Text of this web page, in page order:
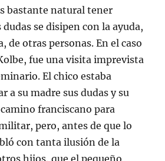
bastante natural tener
dudas se disipen con la ayuda,
de otras personas. En el caso
fue una visita imprevista
El chico estaba
a su madre sus dudas y su
franciscano para
pero, antes de que lo
con tanta ilusión de la
hijos, que el pequeño